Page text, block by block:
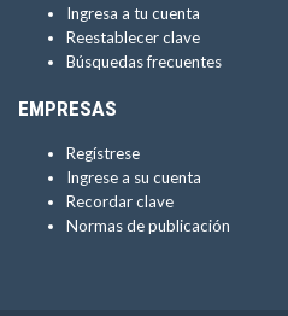
Ingresa a tu cuenta
Reestablecer clave
Búsquedas frecuentes
EMPRESAS
Regístrese
Ingrese a su cuenta
Recordar clave
Normas de publicación